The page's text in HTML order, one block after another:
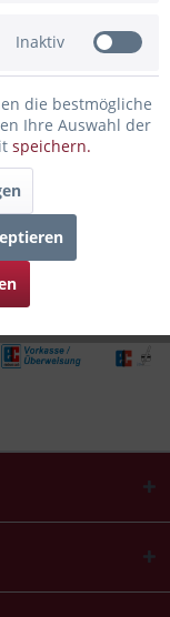
mehr
Inaktiv
die bestmögliche
Ihre Auswahl der
speichern.